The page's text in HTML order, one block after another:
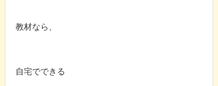
教材なら、
自宅でできる